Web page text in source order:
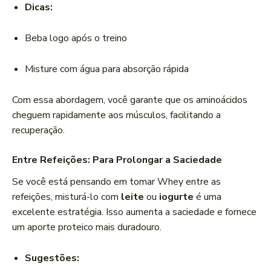
Dicas:
Beba logo após o treino
Misture com água para absorção rápida
Com essa abordagem, você garante que os aminoácidos
cheguem rapidamente aos músculos, facilitando a
recuperação.
Entre Refeições: Para Prolongar a Saciedade
Se você está pensando em tomar Whey entre as
refeições, misturá-lo com leite ou iogurte é uma
excelente estratégia. Isso aumenta a saciedade e fornece
um aporte proteico mais duradouro.
Sugestões: